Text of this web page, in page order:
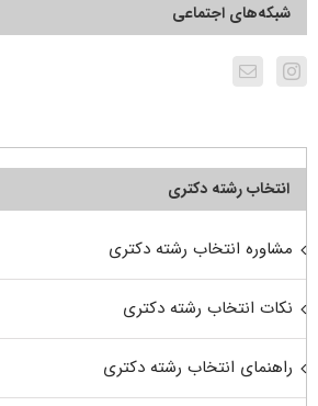
شبکه‌های اجتماعی
انتخاب رشته دکتری
مشاوره انتخاب رشته دکتری
نکات انتخاب رشته دکتری
راهنمای انتخاب رشته دکتری